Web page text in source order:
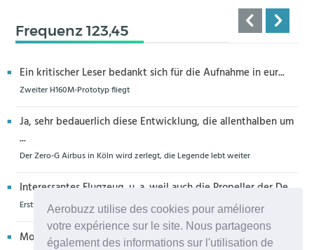
Aerobuzz utilise des cookies pour améliorer
votre expérience sur le site. Nous partageons
également des informations sur l'utilisation de
Frequenz 123,45
Ein kritischer Leser bedankt sich für die Aufnahme in eur...
Zweiter H160M-Prototyp fliegt
Ja, sehr bedauerlich diese Entwicklung, die allenthalben um
...
Der Zero-G Airbus in Köln wird zerlegt, die Legende lebt weiter
Interessantes Flugzeug, u. a. weil auch die Propeller der De...
Erstflug der Piper Seminole DX mit DeltaHawk-Motoren
Moin aus Schiffdorf, danke für die Nachricht. Ich meine,da...